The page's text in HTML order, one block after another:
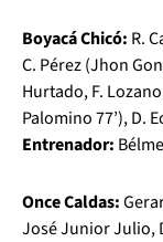
Boyacá Chicó: R.
C. Pérez (Jhon
Hurtado, F.
Palomino 77’), D.
Entrenador:
Once Caldas:
José Junior Julio,